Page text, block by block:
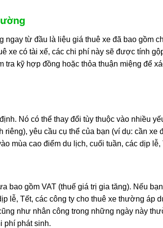
ngay từ đầu là liệu giá thuê xe đã bao gồm
xe có tài xế, các chi phí này sẽ được tính
tra kỹ hợp đồng hoặc thỏa thuận miệng để
Nó có thể thay đổi tùy thuộc vào nhiều
riêng), yêu cầu cụ thể của bạn (ví dụ: cần
mùa cao điểm du lịch, cuối tuần, các dịp
bao gồm VAT (thuế giá trị gia tăng). Nếu
lễ, Tết, các công ty cho thuê xe thường áp
như nhân công trong những ngày này
phí phát sinh.